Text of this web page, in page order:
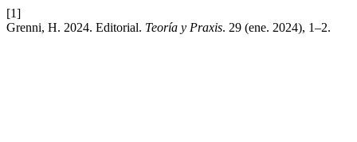
[1]
Grenni, H. 2024. Editorial. Teoría y Praxis. 29 (ene. 2024), 1–2.